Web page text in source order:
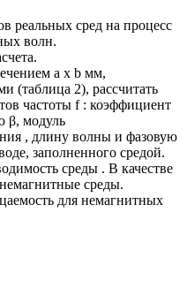
реальных сред на процесс
волн.
a x b мм,
(таблица 2), рассчитать
частоты f : коэффициент
β, модуль
, длину волны и фазовую
заполненного средой.
среды . В качестве
среды.
для немагнитных